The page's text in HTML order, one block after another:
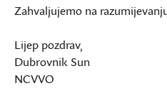
Zahvaljujemo na
Lijep pozdrav,
Dubrovnik Sun
NCVVO